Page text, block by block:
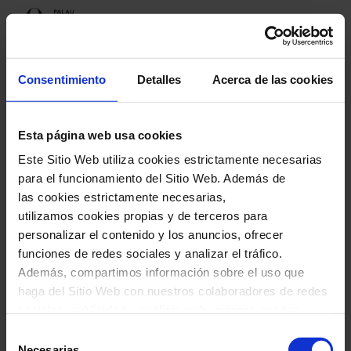
Consentimiento Detalles Acerca de las cookies
Esta página web usa cookies
Este Sitio Web utiliza cookies estrictamente necesarias
para el funcionamiento del Sitio Web. Además de
las cookies estrictamente necesarias,
utilizamos cookies propias y de terceros para
personalizar el contenido y los anuncios, ofrecer
funciones de redes sociales y analizar el tráfico.
Además, compartimos información sobre el uso que
haga del Sitio Web con nuestros colaboradores de redes
proporcionado o que hayan recopilado a través del uso
Programación
Próximos espectáculos
Gabriela Ortiz
Gabriela Ortiz